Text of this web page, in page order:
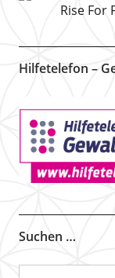
Rise For
Hilfetelefon –
Suchen …